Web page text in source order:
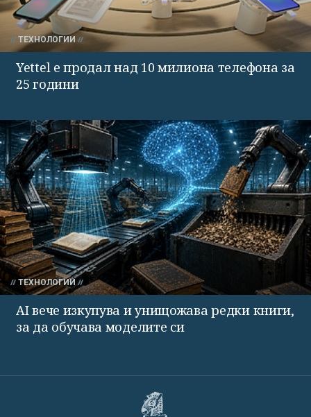
ТЕХНОЛОГИИ
Yettel е продал над 10 милиона телефона за
25 години
ТЕХНОЛОГИИ
AI вече изкупува и унищожава редки книги,
за да обучава моделите си